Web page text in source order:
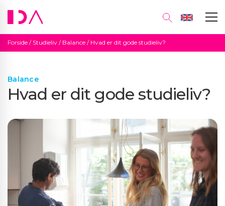
Forside / Studieliv / Balance / Hvad er dit gode studieliv?
Balance
Hvad er dit gode studieliv?